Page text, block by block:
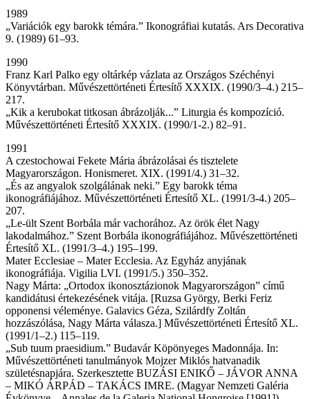
1989
„Variációk egy barokk témára.” Ikonográfiai kutatás. Ars Decorativa
9. (1989) 61–93.
1990
Franz Karl Palko egy oltárkép vázlata az Országos Széchényi
Könyvtárban. Művészettörténeti Értesítő XXXIX. (1990/3–4.) 215–
217.
„Kik a kerubokat titkosan ábrázolják...” Liturgia és kompozíció.
Művészettörténeti Értesítő XXXIX. (1990/1-2.) 82–91.
1991
A czestochowai Fekete Mária ábrázolásai és tisztelete
Magyarországon. Honismeret. XIX. (1991/4.) 31–32.
„És az angyalok szolgálának neki.” Egy barokk téma
ikonográfiájához. Művészettörténeti Értesítő XL. (1991/3-4.) 205–
207.
„Le-ült Szent Borbála már vachorához. Az örök élet Nagy
lakodalmához.” Szent Borbála ikonográfiájához. Művészettörténeti
Értesítő XL. (1991/3–4.) 195–199.
Mater Ecclesiae – Mater Ecclesia. Az Egyház anyjának
ikonográfiája. Vigilia LVI. (1991/5.) 350–352.
Nagy Márta: „Ortodox ikonosztázionok Magyarországon” című
kandidátusi értekezésének vitája. [Ruzsa György, Berki Feriz
opponensi véleménye. Galavics Géza, Szilárdfy Zoltán
hozzászólása, Nagy Márta válasza.] Művészettörténeti Értesítő XL.
(1991/1–2.) 115–119.
„Sub tuum praesidium.” Budavár Köpönyeges Madonnája. In:
Művészettörténeti tanulmányok Mojzer Miklós hatvanadik
születésnapjára. Szerkesztette BUZÁSI ENIKŐ – JÁVOR ANNA
– MIKÓ ÁRPÁD – TAKÁCS IMRE. (Magyar Nemzeti Galéria